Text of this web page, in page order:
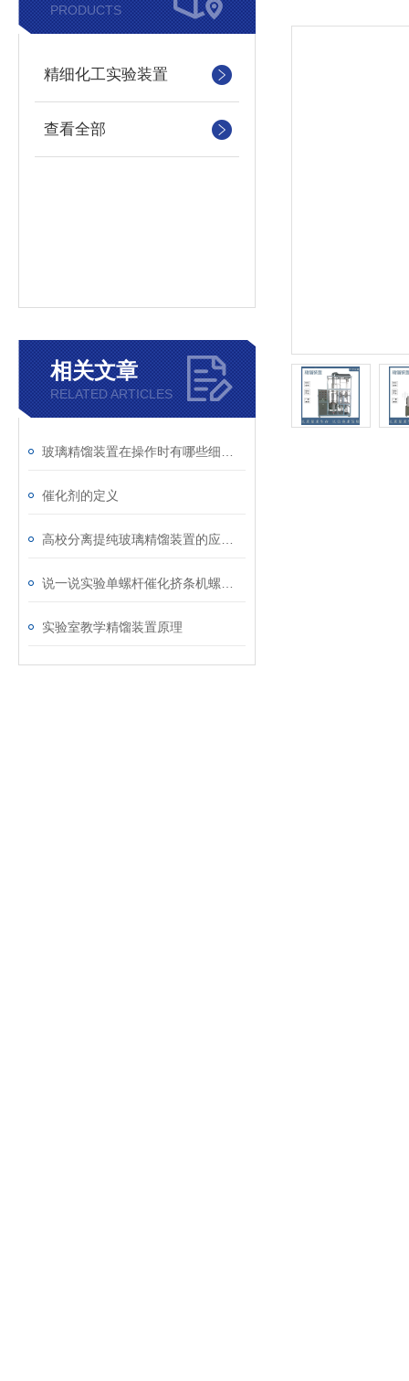
PRODUCTS
精细化工实验装置
查看全部
相关文章
RELATED ARTICLES
催化剂的定义
实验室教学精馏装置原理